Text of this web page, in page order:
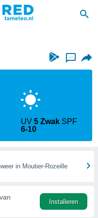
...
UV5 Zwak SPF
6-10
in Moutier-Rozeille
Installeren